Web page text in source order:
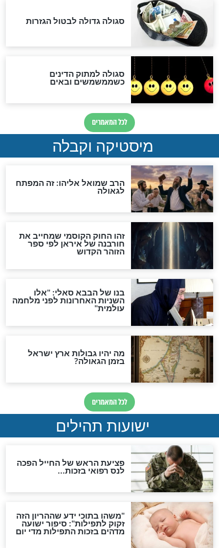
האם אפשר לחשב את הקץ?
מה יהיה בימות המשיח?
"לפני הגאולה תהיה אפיקורסות
והכחשה גדולה מאוד של
האמונה"
האם לאחר בוא המשיח יהיה
אפשר לחזור בתשובה?
לכל המאמרים
להמתקת הדינים וביטול
גזרות
סגולת ע"ב שמות הקודש
תפילה סגולית להמתקת
הדינים